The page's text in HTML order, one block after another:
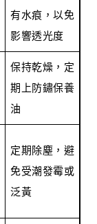
有水痕，以免
影響透光度
保持乾燥，定
期上防鏽保養
油
定期除塵，避
免受潮發霉或
泛黃